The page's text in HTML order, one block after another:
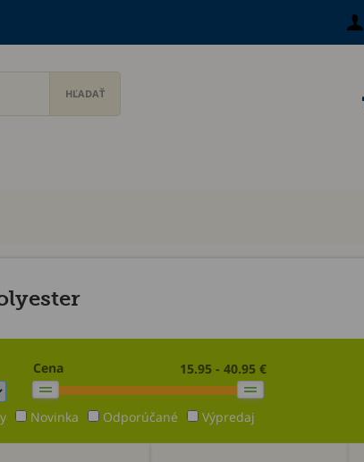
Cena 15.95 - 40.95 €
Novinka Odporúčané Výpredaj